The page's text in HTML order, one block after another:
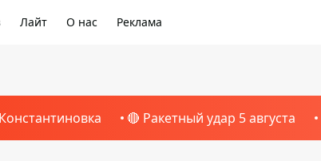
Лайт О нас Реклама
🔴 Ракетный удар 5 августа